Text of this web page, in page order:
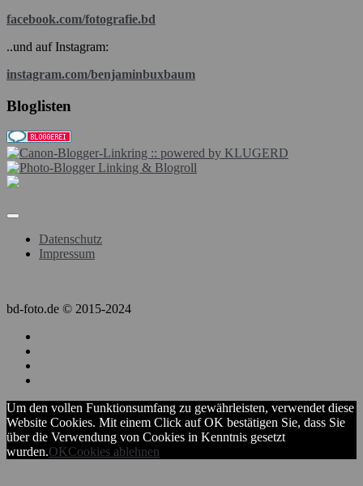
facebook.com/fotografie.bd
..und auf Instagram:
instagram.com/benjaminbuxbaum
Bloglisten
Datenschutz
Impressum
bd-foto.de © 2015-2024
Um den vollen Funktionsumfang zu gewährleisten, verwendet diese
Website Cookies. Mit einem Click auf OK bestätigen Sie, dass Sie
über die Verwendung von Cookies in Kenntnis gesetzt
wurden.OKCookies ablehnen